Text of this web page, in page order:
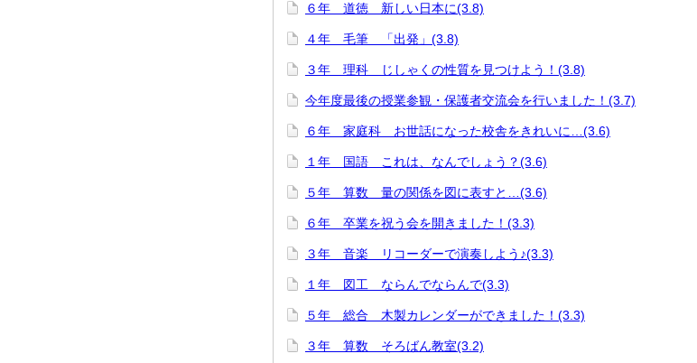
６年 道徳 新しい日本に(3.8)
４年 毛筆 「出発」(3.8)
３年 理科 じしゃくの性質を見つけよう！(3.8)
今年度最後の授業参観・保護者交流会を行いました！(3.7)
６年 家庭科 お世話になった校舎をきれいに…(3.6)
１年 国語 これは、なんでしょう？(3.6)
５年 算数 量の関係を図に表すと…(3.6)
６年 卒業を祝う会を開きました！(3.3)
３年 音楽 リコーダーで演奏しよう♪(3.3)
１年 図工 ならんでならんで(3.3)
５年 総合 木製カレンダーができました！(3.3)
３年 算数 そろばん教室(3.2)